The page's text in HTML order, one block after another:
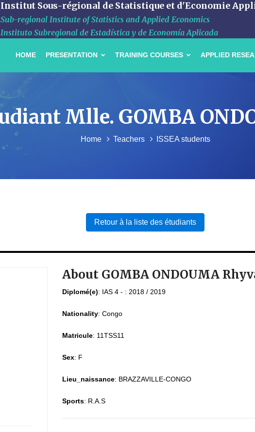
Institut Sous-régional de Statistique et d'Economie
Sub-regional Institute of Statistics and Applied Economics
Instituto Subregional de Estadística y de Economía Aplicada
HOME PRESENTATION TRAINING COURSES APPLIED
Mlle. GOMBA
Home Teachers ISSEA students
Retour à la liste des étudiants
About GOMBA ONDOUMA
Diplomé(e): IAS 4 - : 2018 / 2019
Nationality: Congo
Matricule: 11TSS11
Sex: F
Lieu_naissance: BRAZZAVILLE-CONGO
Sports: R.A.S